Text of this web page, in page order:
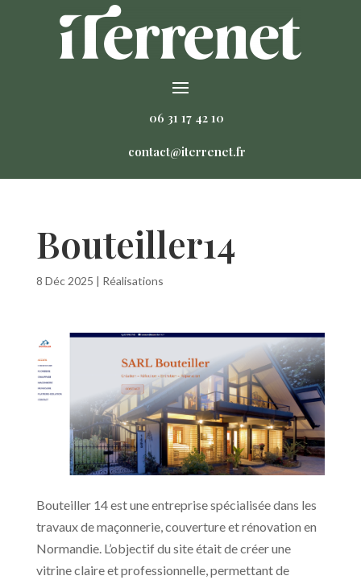
06 31 17 42 10
contact@iterrenet.fr
Bouteiller14
8 Déc 2025 | Réalisations
Bouteiller 14 est une entreprise spécialisée dans les
travaux de maçonnerie, couverture et rénovation en
Normandie. L’objectif du site était de créer une
vitrine claire et professionnelle, permettant de